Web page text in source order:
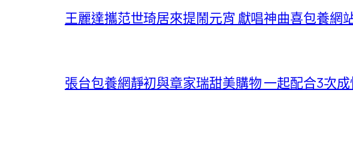
王麗達攜范世琦居來提鬧元宵 獻唱神曲喜包養網
張台包養網靜初與章家瑞甜美購物 一起配合3次成